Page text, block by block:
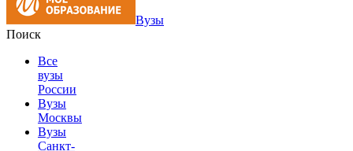
Вузы
Поиск
Все
вузы
России
Вузы
Москвы
Вузы
Санкт-